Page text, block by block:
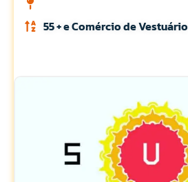
55 + e Comércio de Vestuário